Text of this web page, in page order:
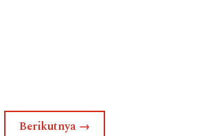
Berikutnya→